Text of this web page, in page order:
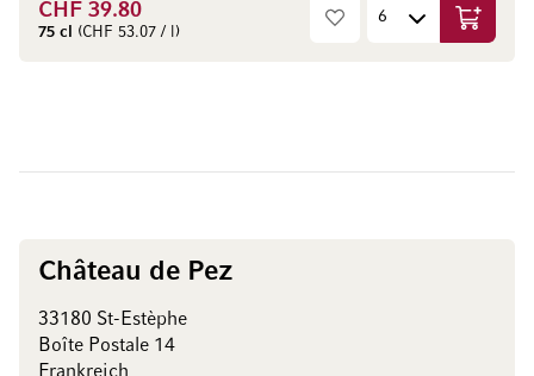
CHF 39.80
75 cl (CHF 53.07 / l) In den
Château de Pez
33180 St-Estèphe
Boîte Postale 14